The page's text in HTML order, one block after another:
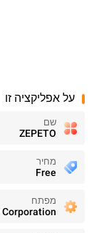
על אפליקציה זו
שם
ZEPETO
מחיר
Free
מפתח
Corporation